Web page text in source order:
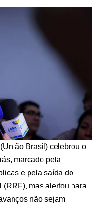
Brasil) celebrou o
marcado pela
e pela saída do
mas alertou para
não sejam